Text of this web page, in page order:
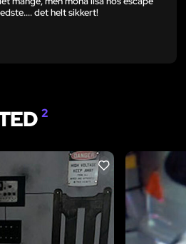
det helt sikkert!
2
LIKE